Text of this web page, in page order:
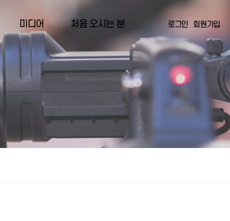
미디어 처음 오시는 분 로그인 회원가입